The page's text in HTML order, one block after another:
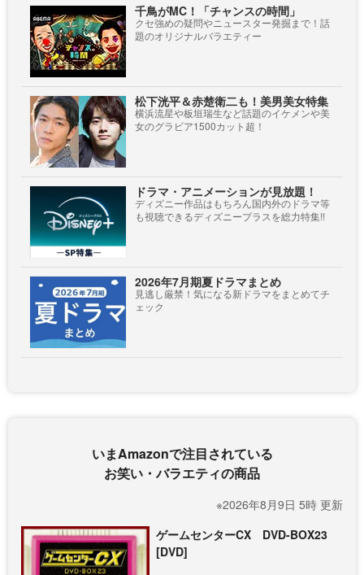
千鳥がMC！「チャンスの時間」
クセ強めの疑問やニュースター発掘まで！話
題のオリジナルバラエティー
松下洸平＆赤楚衛二も！美男美女特集
横浜流星や板垣瑞生など話題のイケメンや美
女のグラビア1500カット超！
ドラマ・アニメーションが見放題！
ディズニー作品はもちろん国内外のドラマ等
も視聴できるディズニープラスを総力特集!!
2026年7月期夏ドラマまとめ
見逃し厳禁！気になる新ドラマをまとめてチ
ェック
いまAmazonで注目されている
お笑い・バラエティの商品
※2026年8月9日 5時 更新
ゲームセンターCX DVD-BOX23
[DVD]